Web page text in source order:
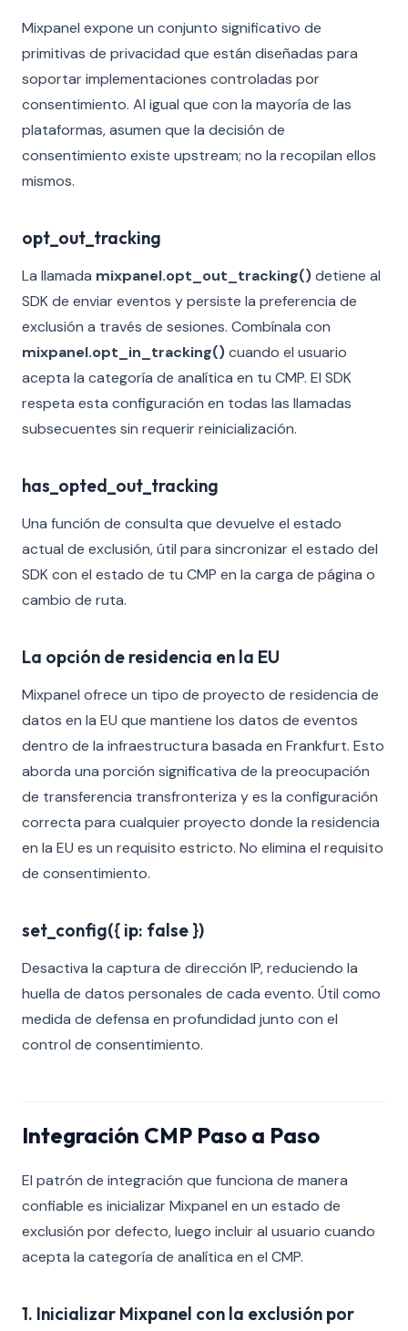
Mixpanel expone un conjunto significativo de
primitivas de privacidad que están diseñadas para
soportar implementaciones controladas por
consentimiento. Al igual que con la mayoría de las
plataformas, asumen que la decisión de
consentimiento existe upstream; no la recopilan ellos
mismos.
opt_out_tracking
La llamada mixpanel.opt_out_tracking()detiene al
SDK de enviar eventos y persiste la preferencia de
exclusión a través de sesiones. Combínala con
mixpanel.opt_in_tracking()cuando el usuario
acepta la categoría de analítica en tu CMP. El SDK
respeta esta configuración en todas las llamadas
subsecuentes sin requerir reinicialización.
has_opted_out_tracking
Una función de consulta que devuelve el estado
actual de exclusión, útil para sincronizar el estado del
SDK con el estado de tu CMP en la carga de página o
cambio de ruta.
La opción de residencia en la EU
Mixpanel ofrece un tipo de proyecto de residencia de
datos en la EU que mantiene los datos de eventos
dentro de la infraestructura basada en Frankfurt. Esto
aborda una porción significativa de la preocupación
de transferencia transfronteriza y es la configuración
correcta para cualquier proyecto donde la residencia
en la EU es un requisito estricto. No elimina el requisito
de consentimiento.
set_config({ ip: false })
Desactiva la captura de dirección IP, reduciendo la
huella de datos personales de cada evento. Útil como
medida de defensa en profundidad junto con el
control de consentimiento.
Integración CMP Paso a Paso
El patrón de integración que funciona de manera
confiable es inicializar Mixpanel en un estado de
exclusión por defecto, luego incluir al usuario cuando
acepta la categoría de analítica en el CMP.
1. Inicializar Mixpanel con la exclusión por